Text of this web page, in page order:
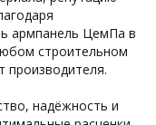
армпанель ЦемПа в
строительном
производителя.
надёжность и